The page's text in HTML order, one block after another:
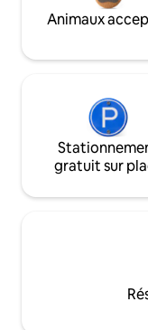
Animaux
gratuit sur